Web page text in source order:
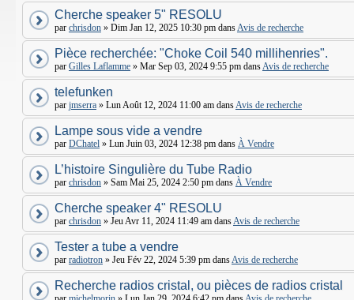
Cherche speaker 5" RESOLU
par chrisdon » Dim Jan 12, 2025 10:30 pm dansAvis de recherche
Pièce recherchée: "Choke Coil 540 millihenries".
par Gilles Laflamme » Mar Sep 03, 2024 9:55 pm dansAvis de recherche
telefunken
par jmserra » Lun Août 12, 2024 11:00 am dansAvis de recherche
Lampe sous vide a vendre
par DChatel » Lun Juin 03, 2024 12:38 pm dans À Vendre
L’histoire Singulière du Tube Radio
par chrisdon » Sam Mai 25, 2024 2:50 pm dans À Vendre
Cherche speaker 4" RESOLU
par chrisdon » Jeu Avr 11, 2024 11:49 am dansAvis de recherche
Tester a tube a vendre
par radiotron » Jeu Fév 22, 2024 5:39 pm dansAvis de recherche
Recherche radios cristal, ou pièces de radios cristal